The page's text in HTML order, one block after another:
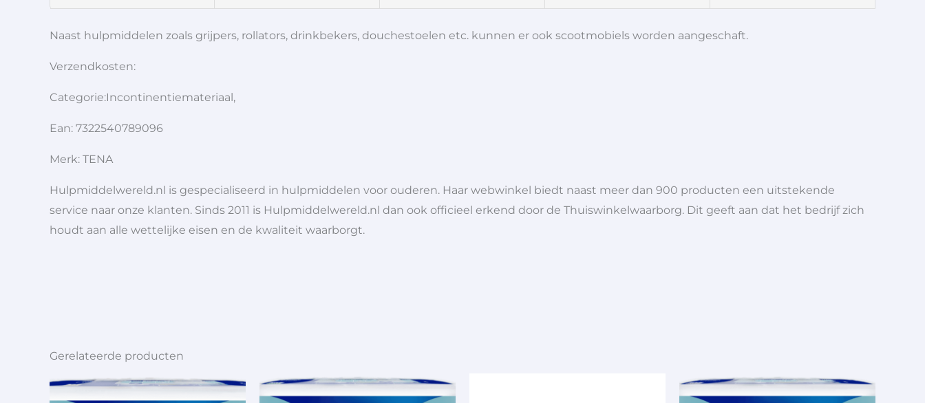
Naast hulpmiddelen zoals grijpers, rollators, drinkbekers, douchestoelen etc. kunnen er ook scootmobiels worden aangeschaft.
Verzendkosten:
Categorie:Incontinentiemateriaal,
Ean: 7322540789096
Merk: TENA
Hulpmiddelwereld.nl is gespecialiseerd in hulpmiddelen voor ouderen. Haar webwinkel biedt naast meer dan 900 producten een uitstekende
service naar onze klanten. Sinds 2011 is Hulpmiddelwereld.nl dan ook officieel erkend door de Thuiswinkelwaarborg. Dit geeft aan dat het bedrijf zich
houdt aan alle wettelijke eisen en de kwaliteit waarborgt.
Gerelateerde producten